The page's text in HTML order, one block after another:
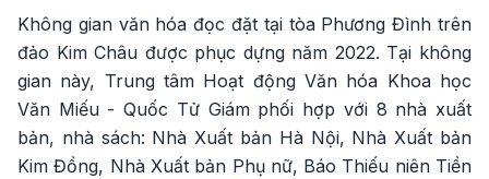
Không gian văn hóa đọc đặt tại tòa Phương Đình trên
đảo Kim Châu được phục dựng năm 2022. Tại không
gian này, Trung tâm Hoạt động Văn hóa Khoa học
Văn Miếu - Quốc Tử Giám phối hợp với 8 nhà xuất
bản, nhà sách: Nhà Xuất bản Hà Nội, Nhà Xuất bản
Kim Đồng, Nhà Xuất bản Phụ nữ, Báo Thiếu niên Tiền